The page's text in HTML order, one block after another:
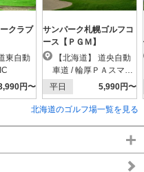
クラブ
円〜
サンパーク札幌ゴルフコ
ース【ＰＧＭ】
車道 / 輪厚ＰＡスマー
トIC
平日 5,990円〜
北海道のゴルフ場一覧を見る